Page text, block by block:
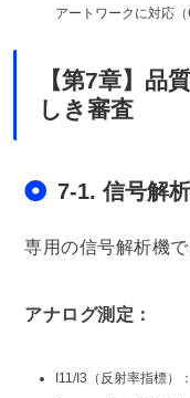
アートワークに対応（
【第7章】品
しき審査
7-1. 信号解
専用の信号解析機
アナログ測定：
I11/I3（反射率指標）